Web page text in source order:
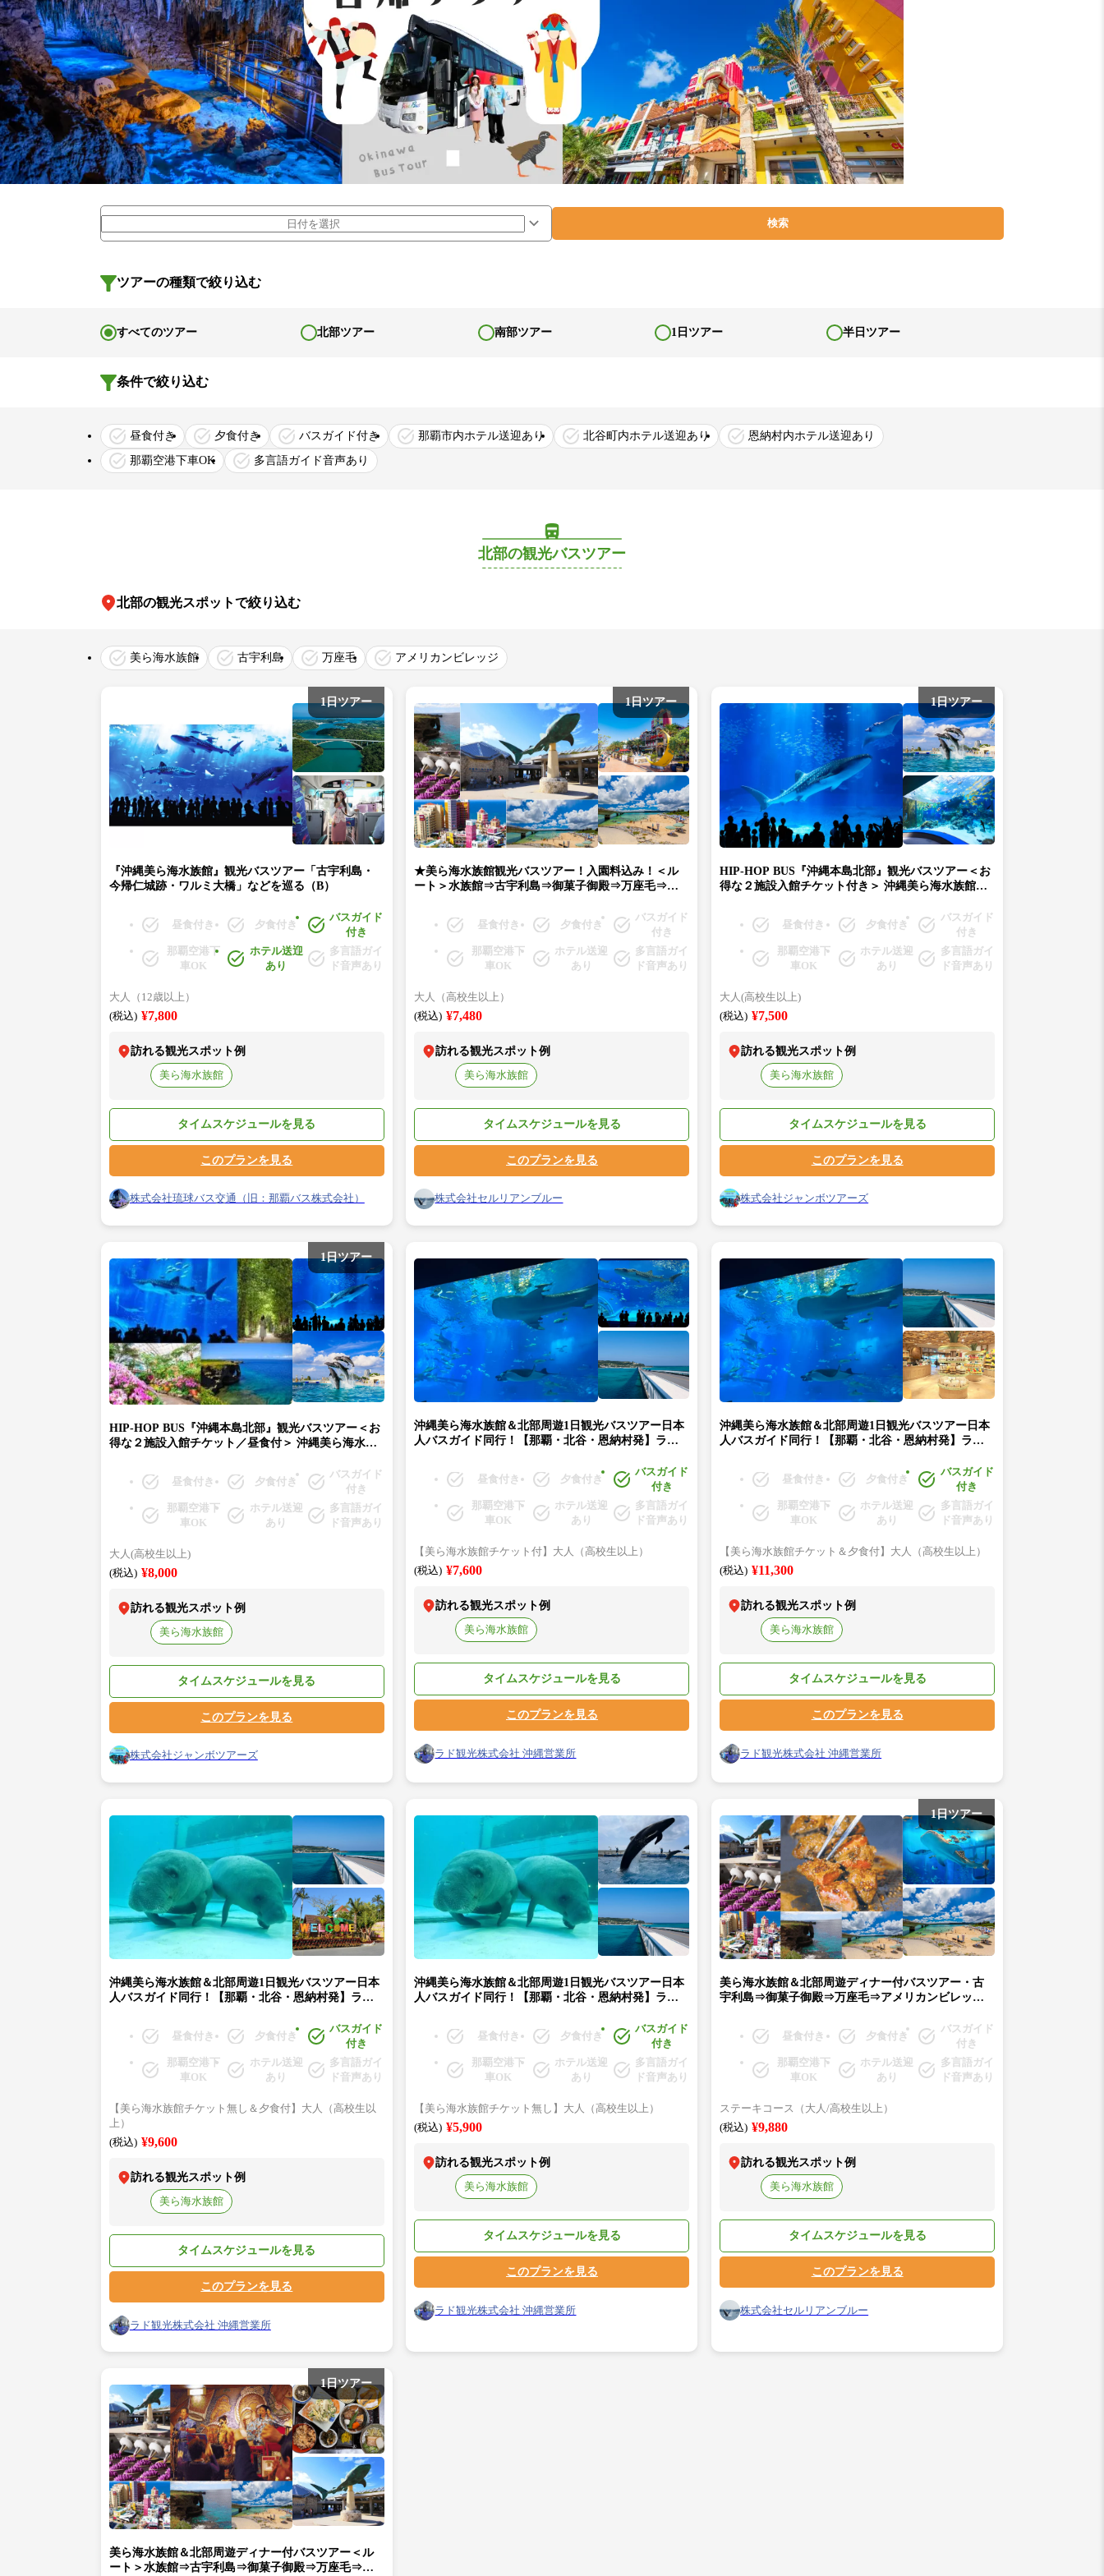
検索
ツアーの種類で絞り込む
すべてのツアー 北部ツアー 南部ツアー 1日ツアー 半日ツアー
条件で絞り込む
昼食付き 夕食付き バスガイド付き 那覇市内ホテル送迎あり 北谷町内ホテル送迎あり
恩納村内ホテル送迎あり
那覇空港下車OK
多言語ガイド音声あり
北部の観光バスツアー
北部の観光スポットで絞り込む
美ら海水族館 古宇利島 万座毛 アメリカンビレッジ
1日ツアー
『沖縄美ら海水族館』観光バスツアー「古宇利島・
今帰仁城跡・ワルミ大橋」などを巡る（B）
昼食付き 夕食付き
バスガイド
付き
那覇空港下
車OK
ホテル送迎
あり
多言語ガイ
ド音声あり
大人（12歳以上）
(税込) ¥7,800
訪れる観光スポット例
美ら海水族館
タイムスケジュールを見る
このプランを見る
株式会社琉球バス交通（旧：那覇バス株式会社）
1日ツアー
★美ら海水族館観光バスツアー！入園料込み！＜ル
ート＞水族館⇒古宇利島⇒御菓子御殿⇒万座毛⇒ア
昼食付き
夕食付き
バスガイド
付き
那覇空港下
車OK
ホテル送迎
あり
多言語ガイ
ド音声あり
大人（高校生以上）
(税込) ¥7,480
訪れる観光スポット例
美ら海水族館
タイムスケジュールを見る
このプランを見る
株式会社セルリアンブルー
1日ツアー
HIP-HOP BUS『沖縄本島北部』観光バスツアー＜お
得な２施設入館チケット付き＞ 沖縄美ら海水族館&
美浜アメリカンビレッジ（B-1）
昼食付き 夕食付き
バスガイド
付き
那覇空港下
車OK
ホテル送迎
あり
多言語ガイ
ド音声あり
大人(高校生以上)
(税込) ¥7,500
訪れる観光スポット例
美ら海水族館
タイムスケジュールを見る
このプランを見る
株式会社ジャンボツアーズ
1日ツアー
HIP-HOP BUS『沖縄本島北部』観光バスツアー＜お
得な２施設入館チケット／昼食付＞ 沖縄美ら海水族
⇒美浜アメリカンビレッジ（B-2）
昼食付き 夕食付き
バスガイド
付き
那覇空港下
車OK
ホテル送迎
あり
多言語ガイ
ド音声あり
大人(高校生以上)
(税込) ¥8,000
訪れる観光スポット例
美ら海水族館
タイムスケジュールを見る
このプランを見る
株式会社ジャンボツアーズ
沖縄美ら海水族館＆北部周遊1日観光バスツアー日本
人バスガイド同行！【那覇・北谷・恩納村発】ラド
「沖縄美ら海水族館(水族館入館券付)」→「古宇利
島」→「ナゴパイナップルパーク」→「御菓子御
昼食付き 夕食付き
バスガイド
付き
那覇空港下
車OK
ホテル送迎
あり
多言語ガイ
ド音声あり
【美ら海水族館チケット付】大人（高校生以上）
(税込) ¥7,600
訪れる観光スポット例
美ら海水族館
タイムスケジュールを見る
このプランを見る
ラド観光株式会社 沖縄営業所
沖縄美ら海水族館＆北部周遊1日観光バスツアー日本
人バスガイド同行！【那覇・北谷・恩納村発】ラド
ー付）★「万座毛」→「ナゴパイナップルパーク」
→「御菓子御殿」→「古宇利島」→「沖縄美ら海水
昼食付き 夕食付き
バスガイド
付き
那覇空港下
車OK
ホテル送迎
あり
多言語ガイ
ド音声あり
【美ら海水族館チケット＆夕食付】大人（高校生以上）
(税込) ¥11,300
訪れる観光スポット例
美ら海水族館
タイムスケジュールを見る
このプランを見る
ラド観光株式会社 沖縄営業所
沖縄美ら海水族館＆北部周遊1日観光バスツアー日本
人バスガイド同行！【那覇・北谷・恩納村発】ラド
ー付)★「万座毛」→「ナゴパイナップルパーク」→
「御菓子御殿」→「古宇利島」→「沖縄美ら海水族
昼食付き 夕食付き
バスガイド
付き
那覇空港下
車OK
ホテル送迎
あり
多言語ガイ
ド音声あり
【美ら海水族館チケット無し＆夕食付】大人（高校生以
上）
(税込) ¥9,600
訪れる観光スポット例
美ら海水族館
タイムスケジュールを見る
このプランを見る
ラド観光株式会社 沖縄営業所
沖縄美ら海水族館＆北部周遊1日観光バスツアー日本
人バスガイド同行！【那覇・北谷・恩納村発】ラド
→「沖縄美ら海水族館(水族館入館券なし）」→「古
宇利島」→「ナゴパイナップルパーク」→「御菓子
昼食付き 夕食付き
バスガイド
付き
那覇空港下
車OK
ホテル送迎
あり
多言語ガイ
ド音声あり
【美ら海水族館チケット無し】大人（高校生以上）
(税込) ¥5,900
訪れる観光スポット例
美ら海水族館
タイムスケジュールを見る
このプランを見る
ラド観光株式会社 沖縄営業所
1日ツアー
美ら海水族館＆北部周遊ディナー付バスツアー・古
宇利島⇒御菓子御殿⇒万座毛⇒アメリカンビレッジ
込み・観光ガイド有り★サムズのディナー付き】
（C）
昼食付き 夕食付き
バスガイド
付き
那覇空港下
車OK
ホテル送迎
あり
多言語ガイ
ド音声あり
ステーキコース（大人/高校生以上）
(税込) ¥9,880
訪れる観光スポット例
美ら海水族館
タイムスケジュールを見る
このプランを見る
株式会社セルリアンブルー
1日ツアー
美ら海水族館＆北部周遊ディナー付バスツアー＜ル
ート＞水族館⇒古宇利島⇒御菓子御殿⇒万座毛⇒ア